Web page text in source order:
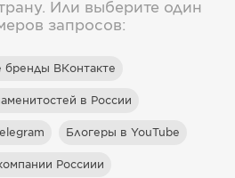
Или выберите один
запросов:
бренды ВКонтакте
в России
Блогеры в YouTube
Россиии